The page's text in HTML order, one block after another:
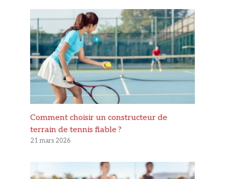
Comment choisir un constructeur de
terrain de tennis fiable ?
21 mars 2026